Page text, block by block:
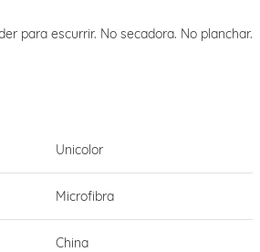
para escurrir. No secadora. No planchar.
Unicolor
Microfibra
China